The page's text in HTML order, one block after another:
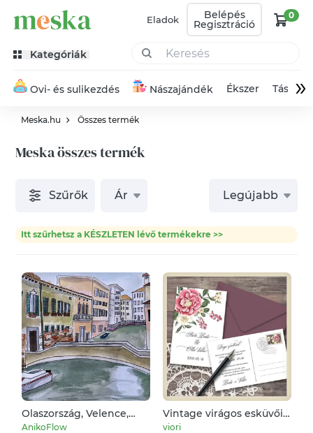
Eladok Belépés
Regisztráció
0
Kategóriák
Ovi- és sulikezdés Nászajándék Ékszer Táska»
Meska.hu Összes termék
Meska összes termék
Szűrők Ár Legújabb
Itt szűrhetsz a KÉSZLETEN lévő termékekre >>
Olaszország, Velence,
utcarészlet hidakkal,
AnikoFlow
Vintage virágos esküvői
meghívó
viori